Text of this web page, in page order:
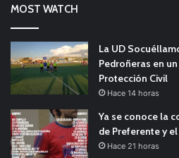
MOST WATCH
La UD
Pedroñeras en
Protección Civil
Hace 14 horas
Ya se conoce la
de Preferente y
Hace 21 horas